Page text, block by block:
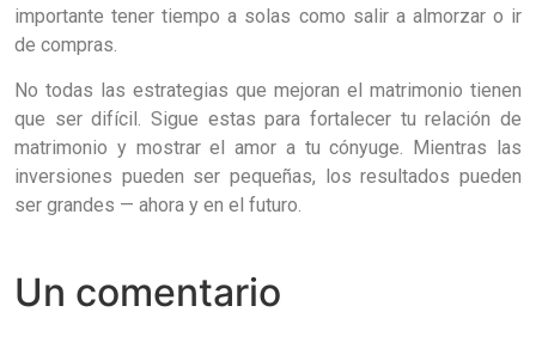
importante tener tiempo a solas como salir a almorzar o ir
de compras.
No todas las estrategias que mejoran el matrimonio tienen
que ser difícil. Sigue estas para fortalecer tu relación de
matrimonio y mostrar el amor a tu cónyuge. Mientras las
inversiones pueden ser pequeñas, los resultados pueden
ser grandes — ahora y en el futuro.
Un comentario